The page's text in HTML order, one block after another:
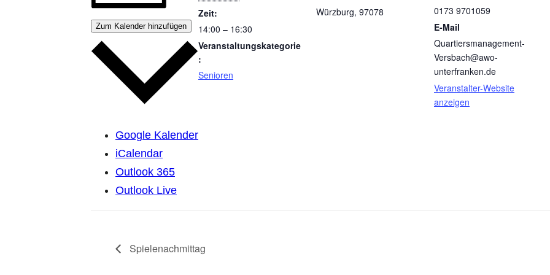
Zum Kalender hinzufügen
Google Kalender
iCalendar
Outlook 365
Outlook Live
Zeit:
14:00 – 16:30
Veranstaltungskategorie
:
Senioren
Würzburg, 97078
0173 9701059
E-Mail
Quartiersmanagement-
Versbach@awo-
unterfranken.de
Veranstalter-Website
anzeigen
Spielenachmittag